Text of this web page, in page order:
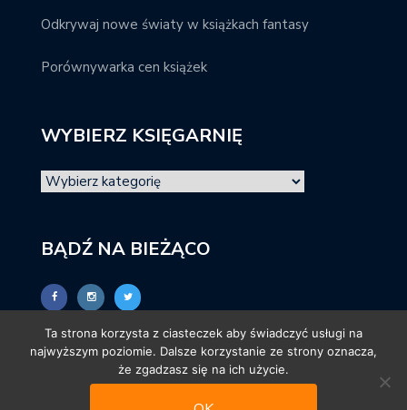
Odkrywaj nowe światy w książkach fantasy
Porównywarka cen książek
WYBIERZ KSIĘGARNIĘ
BĄDŹ NA BIEŻĄCO
Ta strona korzysta z ciasteczek aby świadczyć usługi na
najwyższym poziomie. Dalsze korzystanie ze strony oznacza,
że zgadzasz się na ich użycie.